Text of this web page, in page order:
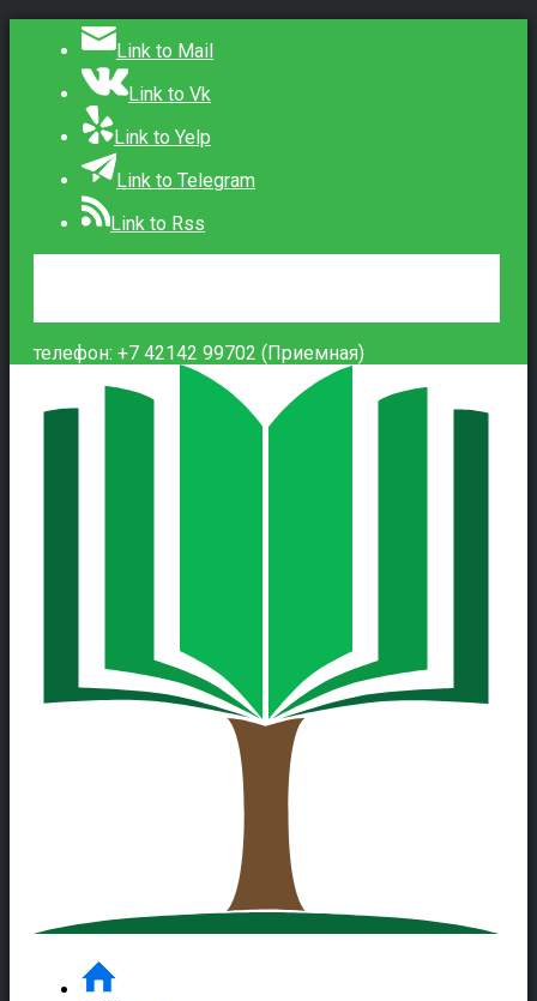
Link to Mail
Link to Vk
Link to Yelp
Link to Telegram
Link to Rss
телефон: +7 42142 99702 (Приемная)